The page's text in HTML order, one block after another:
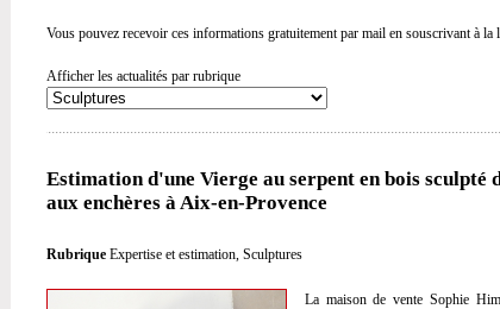
Vous pouvez recevoir ces informations gratuitement par mail en souscrivant à la
Afficher les actualités par rubrique
Estimation d'une Vierge au serpent en bois sculpté
aux enchères à Aix-en-Provence
Rubrique Expertise et estimation, Sculptures
La maison de vente Sophie